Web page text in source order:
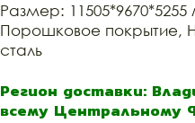
Размер:
Порошковое покрытие,
сталь
Регион доставки:
всему Центральному